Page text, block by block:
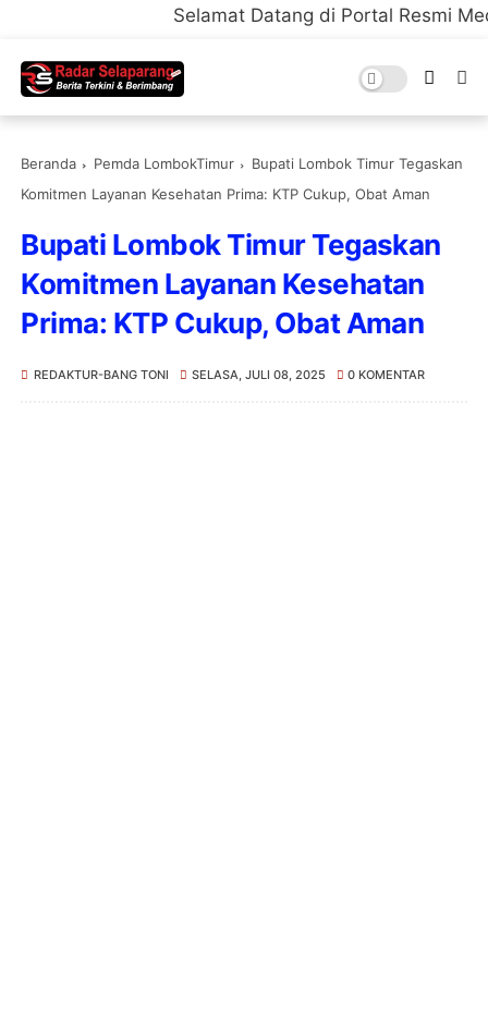
Selamat Datang di Portal Resmi Media Radar
Beranda Pemda LombokTimur
Bupati Lombok Timur Tegaskan
Komitmen Layanan Kesehatan Prima: KTP Cukup, Obat Aman
Bupati Lombok Timur Tegaskan
Komitmen Layanan Kesehatan
Prima: KTP Cukup, Obat Aman
REDAKTUR-BANG TONI SELASA, JULI 08, 2025 0 KOMENTAR